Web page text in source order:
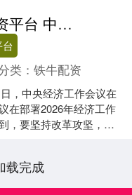
淘股神配资平台 中央经济工作会议定调金融改革，中小金融机构如何减量提质？
类：铁牛配资
，中央经济工作会议在
在部署2026年经济工作
，要坚持改革攻坚，增
载完成